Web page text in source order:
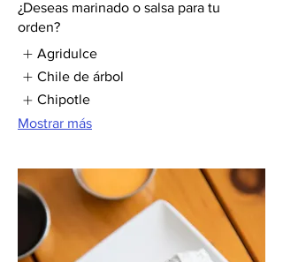
¿Deseas marinado o salsa para tu
orden?
Agridulce
Chile de árbol
Chipotle
Mostrar más